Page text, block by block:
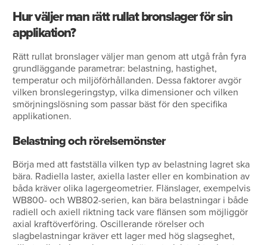
Hur väljer man rätt rullat bronslager för sin
applikation?
Rätt rullat bronslager väljer man genom att utgå från fyra
grundläggande parametrar: belastning, hastighet,
temperatur och miljöförhållanden. Dessa faktorer avgör
vilken bronslegeringstyp, vilka dimensioner och vilken
smörjningslösning som passar bäst för den specifika
applikationen.
Belastning och rörelsemönster
Börja med att fastställa vilken typ av belastning lagret ska
bära. Radiella laster, axiella laster eller en kombination av
båda kräver olika lagergeometrier. Flänslager, exempelvis
WB800- och WB802-serien, kan bära belastningar i både
radiell och axiell riktning tack vare flänsen som möjliggör
axial kraftöverföring. Oscillerande rörelser och
slagbelastningar kräver ett lager med hög slagseghet,